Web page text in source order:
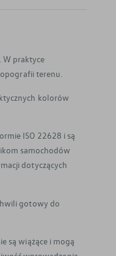
W praktyce
terenu.
kolorów
ISO 22628 i są
samochodów
dotyczących
gotowy do
są wiążące i mogą